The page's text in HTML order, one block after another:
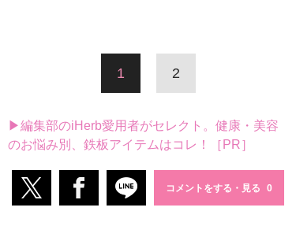
1 2
▶編集部のiHerb愛用者がセレクト。健康・美容
のお悩み別、鉄板アイテムはコレ！［PR］
コメントをする・見る